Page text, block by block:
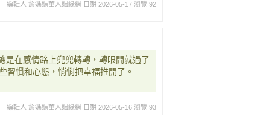
編輯人 詹媽媽華人姻緣網 日期 2026-05-17 瀏覽 92
是在感情路上兜兜轉轉，轉眼間就過了
習慣和心態，悄悄把幸福推開了。
編輯人 詹媽媽華人姻緣網 日期 2026-05-16 瀏覽 93